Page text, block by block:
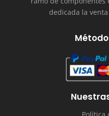
dedicada la